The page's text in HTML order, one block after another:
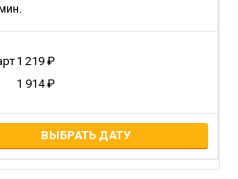
1 219
1 914
ВЫБРАТЬ ДАТУ